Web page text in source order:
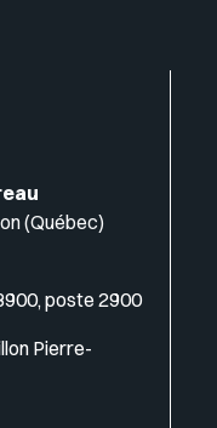
(Québec)
poste 2900
Pierre-